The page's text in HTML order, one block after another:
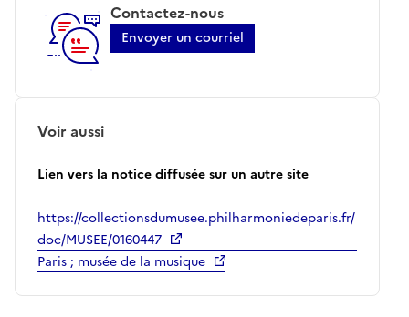
Contactez-nous
Envoyer un courriel
Voir aussi
Lien vers la notice diffusée sur un autre site
https://collectionsdumusee.philharmoniedeparis.fr/
doc/MUSEE/0160447
Paris ; musée de la musique